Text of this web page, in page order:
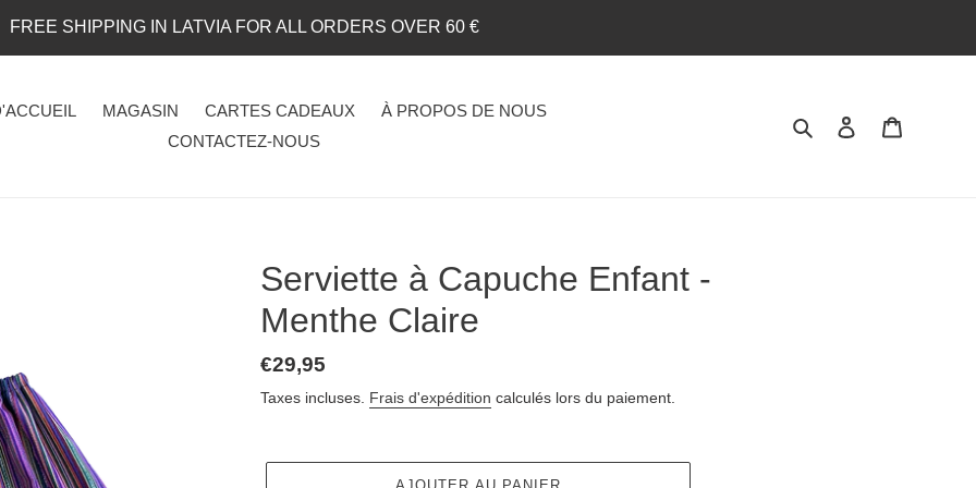
FREE SHIPPING IN LATVIA FOR ALL ORDERS OVER 60 €
MAGASIN CARTES CADEAUX
À PROPOS DE NOUS
CONTACTEZ-NOUS
RechercherSe connecter
Serviette à Capuche Enfant -
Menthe Claire
Prix
normal
€29,95
Taxes incluses. Frais d'expédition calculés lors du paiement.